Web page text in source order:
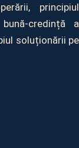
principiul
credință a
soluționării pe